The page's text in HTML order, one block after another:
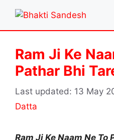
content
Ram Ji Ke
Pathar Bhi
13 May
Datta
Ram Ji Ke Naam Ne To